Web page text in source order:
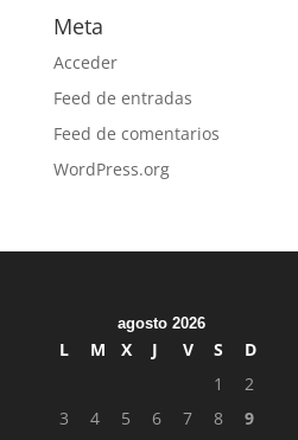
Meta
Acceder
Feed de entradas
Feed de comentarios
WordPress.org
agosto 2026
L M X J V S
D
1
2
3
4 5 6 7 8
9